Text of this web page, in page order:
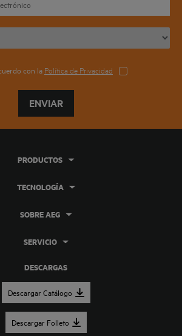
con la Política de Privacidad
ENVIAR
DESCARGAS
Descargar Catálogo
Descargar Folleto
PRODUCTOS
TECNOLOGÍA
SOBRE AEG
SERVICIO